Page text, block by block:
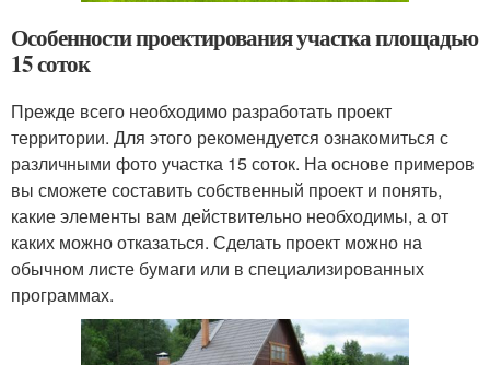
Особенности проектирования участка площадью
15 соток
Прежде всего необходимо разработать проект
территории. Для этого рекомендуется ознакомиться с
различными фото участка 15 соток. На основе примеров
вы сможете составить собственный проект и понять,
какие элементы вам действительно необходимы, а от
каких можно отказаться. Сделать проект можно на
обычном листе бумаги или в специализированных
программах.